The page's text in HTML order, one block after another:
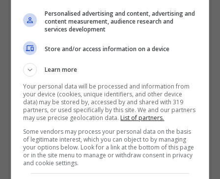
Alessandro Orsini (Ansa Foto)
Ha ricordato che pochi giorni prima
dell’invasione russa il cancelliere tedesco,
Olaf Scholz, aveva cercato inutilmente la
Personalised advertising and content, advertising and
content measurement, audience research and
services development
Store and/or access information on a device
Learn more
Your personal data will be processed and information from
your device (cookies, unique identifiers, and other device
data) may be stored by, accessed by and shared with 319
partners, or used specifically by this site. We and our partners
may use precise geolocation data. List of partners.
Some vendors may process your personal data on the basis
of legitimate interest, which you can object to by managing
your options below. Look for a link at the bottom of this page
or in the site menu to manage or withdraw consent in privacy
and cookie settings.